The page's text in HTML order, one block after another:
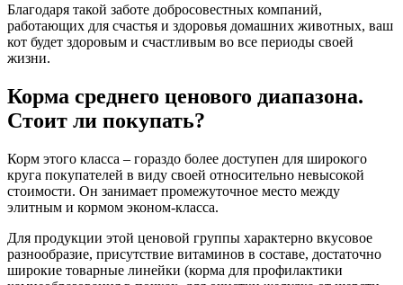
Благодаря такой заботе добросовестных компаний,
работающих для счастья и здоровья домашних животных, ваш
кот будет здоровым и счастливым во все периоды своей
жизни.
Корма среднего ценового диапазона.
Стоит ли покупать?
Корм этого класса – гораздо более доступен для широкого
круга покупателей в виду своей относительно невысокой
стоимости. Он занимает промежуточное место между
элитным и кормом эконом-класса.
Для продукции этой ценовой группы характерно вкусовое
разнообразие, присутствие витаминов в составе, достаточно
широкие товарные линейки (корма для профилактики